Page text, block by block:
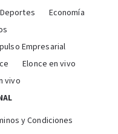
Deportes
Economía
Empresarial
Elonce en vivo
vivo
y Condiciones